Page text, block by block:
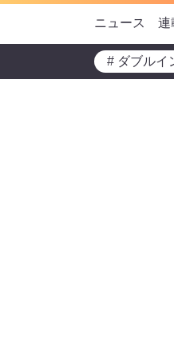
ニュース 連
# ダブルイ